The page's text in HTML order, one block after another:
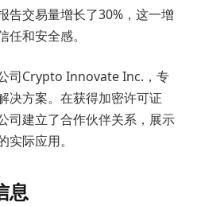
告交易量增长了30%，这一增
和安全感。
司Crypto Innovate Inc.，专
决方案。在获得加密许可证
司建立了合作伙伴关系，展示
际应用。
息